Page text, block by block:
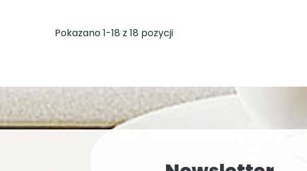
Pokazano 1-18 z 18 pozycji